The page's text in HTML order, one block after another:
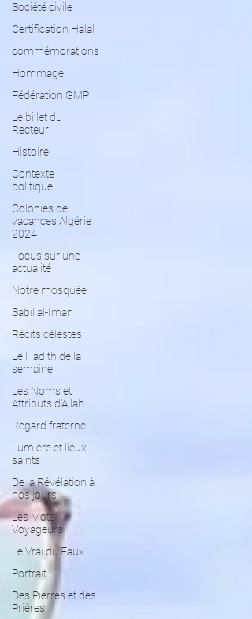
Société civile
Certification Halal
commémorations
Hommage
Fédération GMP
Le billet du
Recteur
Histoire
Contexte
politique
Colonies de
vacances Algérie
2024
​​Focus sur une
actualité
Notre mosquée
Sabil al-Iman
Récits célestes
Le Hadith de la
semaine
Les Noms et
Attributs d'Allah
Regard fraternel
Lumière et lieux
saints
De la Révélation à
nos jours
Les Mots
Voyageurs
Le Vrai du Faux
Portrait
Des Pierres et des
Prières